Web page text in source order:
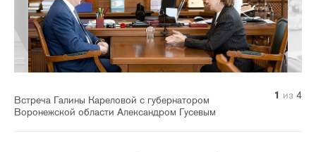
Встреча Галины Кареловой с губернатором
Воронежской области Александром Гусевым
1 из 4
2 из 4
3 из 4
4 из 4